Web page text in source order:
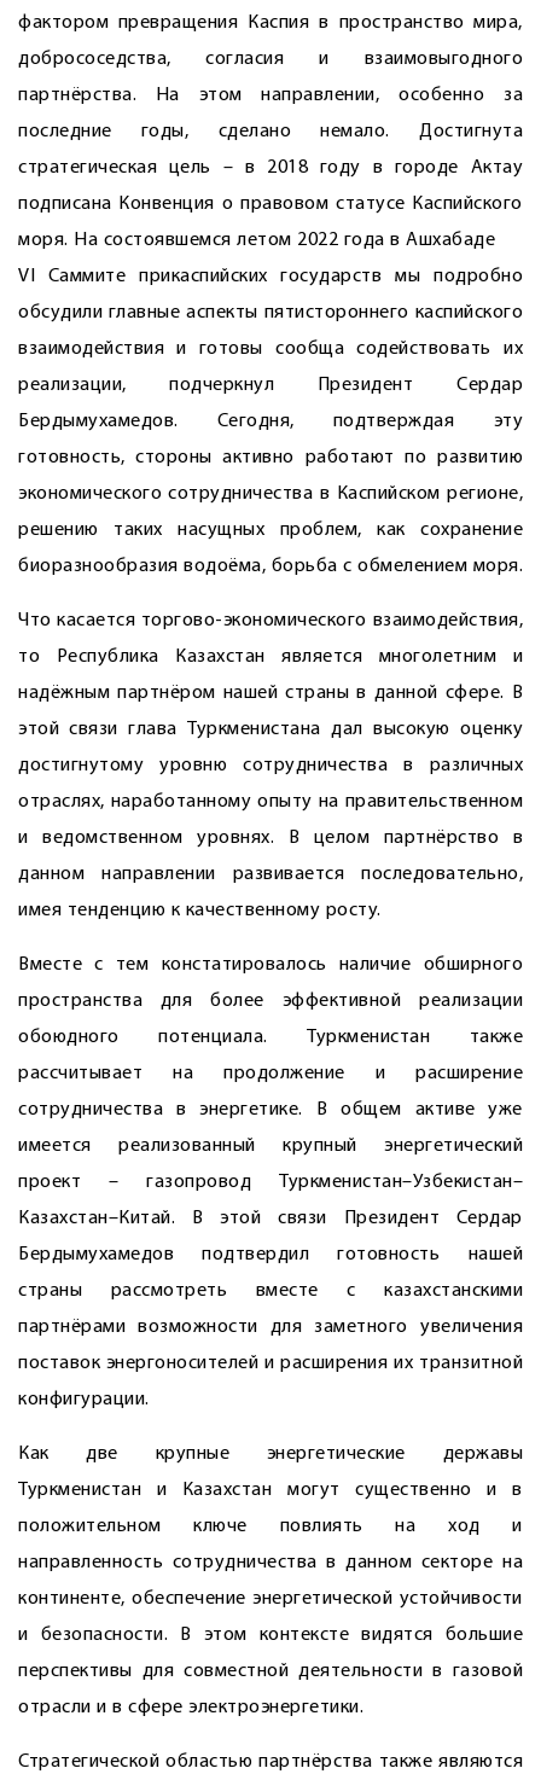
фактором превращения Каспия в пространство мира,
добрососедства, согласия и взаимовыгодного
партнёрства. На этом направлении, особенно за
последние годы, сделано немало. Достигнута
стратегическая цель – в 2018 году в городе Актау
подписана Конвенция о правовом статусе Каспийского
моря. На состоявшемся летом 2022 года в Ашхабаде
VI Саммите прикаспийских государств мы подробно
обсудили главные аспекты пятистороннего каспийского
взаимодействия и готовы сообща содействовать их
реализации, подчеркнул Президент Сердар
Бердымухамедов. Сегодня, подтверждая эту
готовность, стороны активно работают по развитию
экономического сотрудничества в Каспийском регионе,
решению таких насущных проблем, как сохранение
биоразнообразия водоёма, борьба с обмелением моря.
Что касается торгово-экономического взаимодействия,
то Республика Казахстан является многолетним и
надёжным партнёром нашей страны в данной сфере. В
этой связи глава Туркменистана дал высокую оценку
достигнутому уровню сотрудничества в различных
отраслях, наработанному опыту на правительственном
и ведомственном уровнях. В целом партнёрство в
данном направлении развивается последовательно,
имея тенденцию к качественному росту.
Вместе с тем констатировалось наличие обширного
пространства для более эффективной реализации
обоюдного потенциала. Туркменистан также
рассчитывает на продолжение и расширение
сотрудничества в энергетике. В общем активе уже
имеется реализованный крупный энергетический
проект – газопровод Туркменистан–Узбекистан–
Казахстан–Китай. В этой связи Президент Сердар
Бердымухамедов подтвердил готовность нашей
страны рассмотреть вместе с казахстанскими
партнёрами возможности для заметного увеличения
поставок энергоносителей и расширения их транзитной
конфигурации.
Как две крупные энергетические державы
Туркменистан и Казахстан могут существенно и в
положительном ключе повлиять на ход и
направленность сотрудничества в данном секторе на
континенте, обеспечение энергетической устойчивости
и безопасности. В этом контексте видятся большие
перспективы для совместной деятельности в газовой
отрасли и в сфере электроэнергетики.
Стратегической областью партнёрства также являются